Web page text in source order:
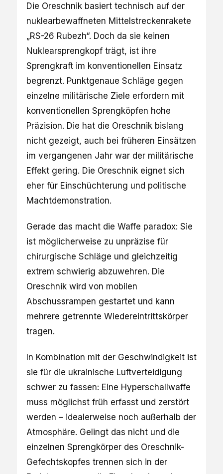
Die Oreschnik basiert technisch auf der
nuklearbewaffneten Mittelstreckenrakete
„RS-26 Rubezh“. Doch da sie keinen
Nuklearsprengkopf trägt, ist ihre
Sprengkraft im konventionellen Einsatz
begrenzt. Punktgenaue Schläge gegen
einzelne militärische Ziele erfordern mit
konventionellen Sprengköpfen hohe
Präzision. Die hat die Oreschnik bislang
nicht gezeigt, auch bei früheren Einsätzen
im vergangenen Jahr war der militärische
Effekt gering. Die Oreschnik eignet sich
eher für Einschüchterung und politische
Machtdemonstration.
Gerade das macht die Waffe paradox: Sie
ist möglicherweise zu unpräzise für
chirurgische Schläge und gleichzeitig
extrem schwierig abzuwehren. Die
Oreschnik wird von mobilen
Abschussrampen gestartet und kann
mehrere getrennte Wiedereintrittskörper
tragen.
In Kombination mit der Geschwindigkeit ist
sie für die ukrainische Luftverteidigung
schwer zu fassen: Eine Hyperschallwaffe
muss möglichst früh erfasst und zerstört
werden – idealerweise noch außerhalb der
Atmosphäre. Gelingt das nicht und die
einzelnen Sprengkörper des Oreschnik-
Gefechtskopfes trennen sich in der